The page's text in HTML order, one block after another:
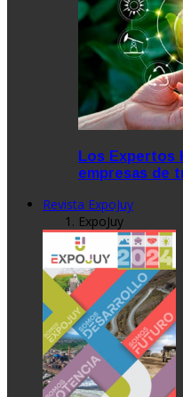
Los Expertos
empresas de
Revista ExpoJuy
ExpoJuy